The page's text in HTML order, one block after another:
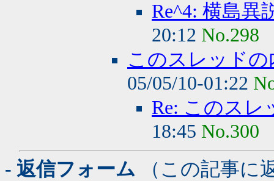
Re^4: 横島異
20:12 No.298
このスレッド
05/05/10-01:22
Re: このスレ
18:45 No.300
- 返信フォーム （この記事に